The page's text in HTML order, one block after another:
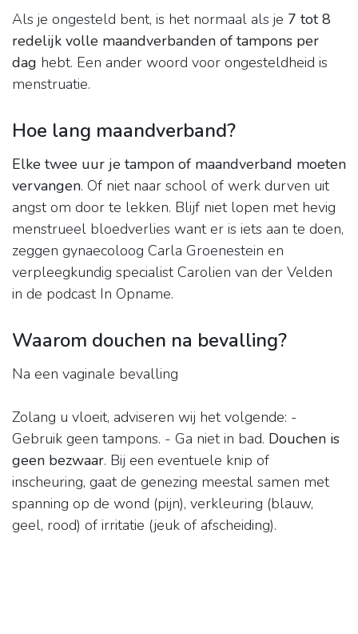
Als je ongesteld bent, is het normaal als je 7 tot 8
redelijk volle maandverbanden of tampons per
dag hebt. Een ander woord voor ongesteldheid is
menstruatie.
Hoe lang maandverband?
Elke twee uur je tampon of maandverband moeten
vervangen. Of niet naar school of werk durven uit
angst om door te lekken. Blijf niet lopen met hevig
menstrueel bloedverlies want er is iets aan te doen,
zeggen gynaecoloog Carla Groenestein en
verpleegkundig specialist Carolien van der Velden
in de podcast In Opname.
Waarom douchen na bevalling?
Na een vaginale bevalling
Zolang u vloeit, adviseren wij het volgende: -
Gebruik geen tampons. - Ga niet in bad. Douchen is
geen bezwaar. Bij een eventuele knip of
inscheuring, gaat de genezing meestal samen met
spanning op de wond (pijn), verkleuring (blauw,
geel, rood) of irritatie (jeuk of afscheiding).